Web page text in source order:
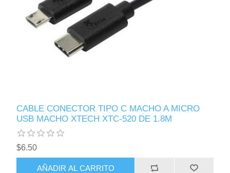
CABLE CONECTOR TIPO C MACHO A MICRO
USB MACHO XTECH XTC-520 DE 1.8M
$6.50
AÑADIR AL CARRITO